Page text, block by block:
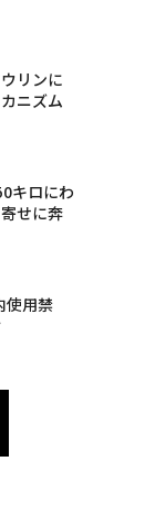
リンに
ニズム
キロにわ
せに奔
使用禁